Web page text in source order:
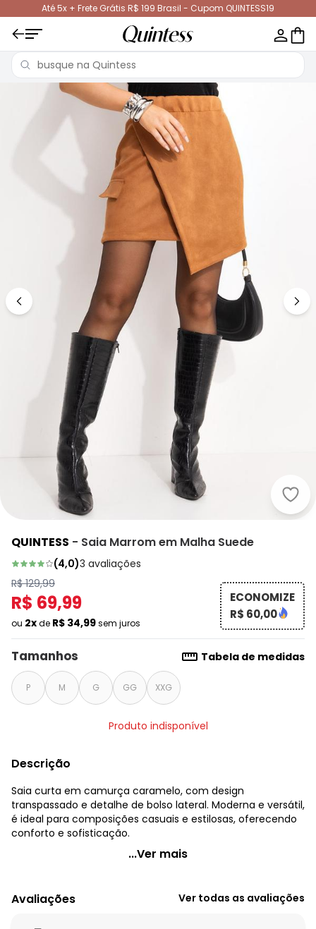
Até 5x + Frete Grátis R$ 199 Brasil - Cupom QUINTESS19
QUINTESS - Saia Marrom em Malha Suede
(4,0)3 avaliações
R$ 129,99
R$ 69,99
ou 2xde R$ 34,99sem juros
ECONOMIZE
R$ 60,00
Tamanhos Tabela de medidas
P M G GG XXG
Produto indisponível
Descrição
Saia curta em camurça caramelo, com design
transpassado e detalhe de bolso lateral. Moderna e versátil,
é ideal para composições casuais e estilosas, oferecendo
conforto e sofisticação.
Quintess - Saia Marrom em Malha Suede
Modelagem: Solta
Modelo: Assimétrico
...Ver mais
Avaliações Ver todas as avaliações